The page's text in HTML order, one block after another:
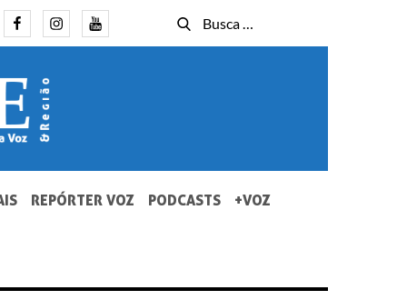
FacebookInstagramYoutube
Busca
for:
Busca
REPÓRTER VOZ PODCASTS +VOZ